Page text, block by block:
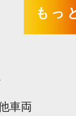
もっ
車両